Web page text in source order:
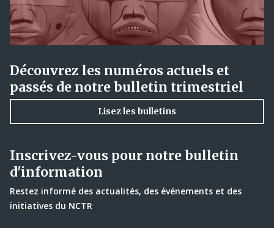
Découvrez les numéros actuels et
passés de notre bulletin trimestriel
Lisez les bulletins
Inscrivez-vous pour notre bulletin
d'information
Restez informé des actualités, des événements et des
initiatives du NCTR